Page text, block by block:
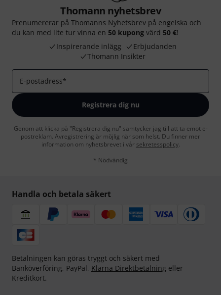
Thomann nyhetsbrev
Prenumererar på Thomanns Nyhetsbrev på engelska och
du kan med lite tur vinna en 50 kupong värd 50 €!
Inspirerande inlägg
Erbjudanden
Thomann Insikter
E-postadress*
Registrera dig nu
Genom att klicka på "Registrera dig nu" samtycker jag till att ta emot e-
postreklam. Avregistrering är möjlig när som helst. Du finner mer
information om nyhetsbrevet i vår sekretesspolicy.
* Nödvändig
Handla och betala säkert
Betalningen kan göras tryggt och säkert med
Banköverföring, PayPal, Klarna Direktbetalning eller
Kreditkort.